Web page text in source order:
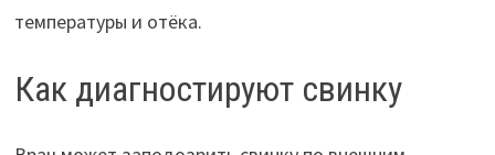
температуры и отёка.
Как диагностируют свинку